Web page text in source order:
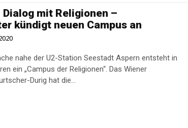
Dialog mit Religionen –
kündigt neuen Campus an
nahe der U2-Station Seestadt Aspern entsteht in
ein „Campus der Religionen“. Das Wiener
Durig hat die...